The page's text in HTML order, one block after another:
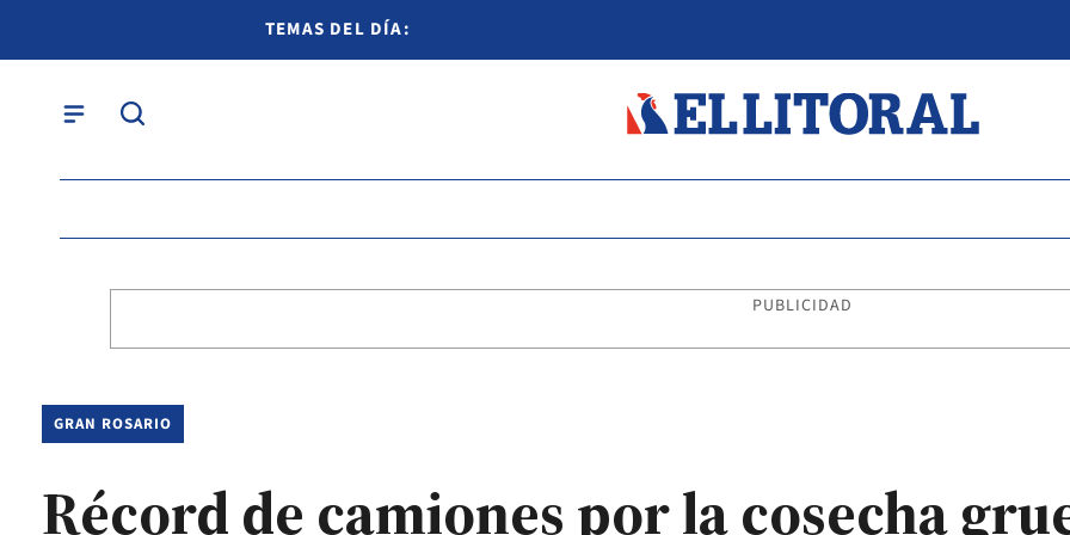
TEMAS DEL DÍA:
PUBLICIDAD
GRAN ROSARIO
Récord de camiones por la cosecha